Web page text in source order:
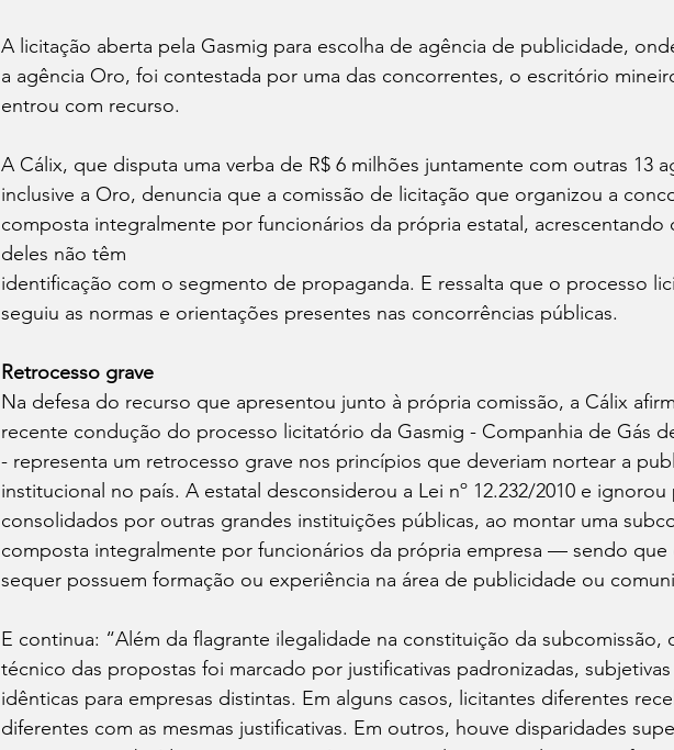
A licitação aberta pela Gasmig para escolha de agência de publicidade,
a agência Oro, foi contestada por uma das concorrentes, o escritório
entrou com recurso.
A Cálix, que disputa uma verba de R$ 6 milhões juntamente com outras 13
inclusive a Oro, denuncia que a comissão de licitação que organizou a
composta integralmente por funcionários da própria estatal, acrescentando
deles não têm
identificação com o segmento de propaganda. E ressalta que o processo
seguiu as normas e orientações presentes nas concorrências públicas.
Retrocesso grave
Na defesa do recurso que apresentou junto à própria comissão, a Cálix
recente condução do processo licitatório da Gasmig - Companhia de Gás
- representa um retrocesso grave nos princípios que deveriam nortear a
institucional no país. A estatal desconsiderou a Lei nº 12.232/2010 e
consolidados por outras grandes instituições públicas, ao montar uma
composta integralmente por funcionários da própria empresa — sendo que
sequer possuem formação ou experiência na área de publicidade ou
E continua: “Além da flagrante ilegalidade na constituição da subcomissão,
técnico das propostas foi marcado por justificativas padronizadas, subjetivas
idênticas para empresas distintas. Em alguns casos, licitantes diferentes
diferentes com as mesmas justificativas. Em outros, houve disparidades